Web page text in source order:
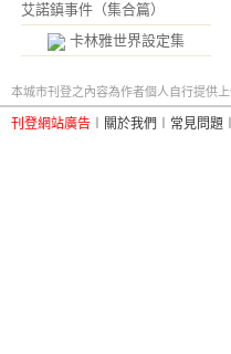
艾諾鎮事件（集合篇）
卡林雅世界設定集
本城市刊登之內容為作者個人自行提供
刊登網站廣告 關於我們 常見問題